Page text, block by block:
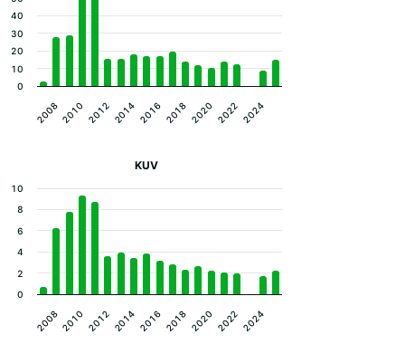
20082010 2012 2014 2016 2018 2020 2022 2024
0
10
20
30
40
KUV
20082010 2012 2014 2016 2018 2020 2022 2024
0
2
4
6
8
10